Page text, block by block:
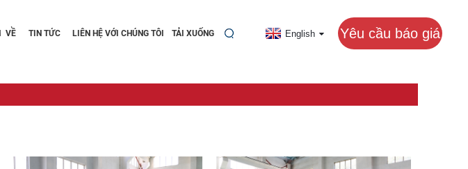
VỀ TIN TỨC LIÊN HỆ VỚI CHÚNG TÔI TẢI XUỐNG English Yêu cầu báo giá